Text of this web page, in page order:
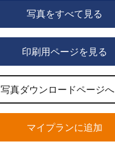
写真をすべて見る
印刷用ページを見る
写真ダウンロードページへ
マイプランに追加